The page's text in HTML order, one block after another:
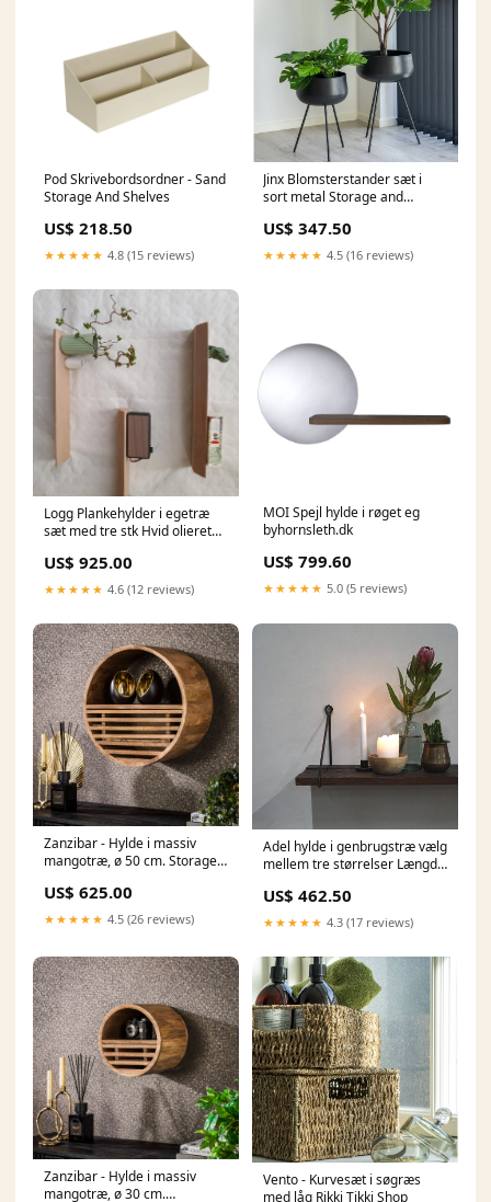
Pod Skrivebordsordner - Sand
Storage And Shelves
US$ 218.50
★★★★★ 4.8 (15 reviews)
Jinx Blomsterstander sæt i
sort metal Storage and
US$ 347.50
★★★★★ 4.5 (16 reviews)
Logg Plankehylder i egetræ
sæt med tre stk Hvid olieret
US$ 925.00
★★★★★ 4.6 (12 reviews)
MOI Spejl hylde i røget eg
byhornsleth.dk
US$ 799.60
★★★★★ 5.0 (5 reviews)
Zanzibar - Hylde i massiv
mangotræ, ø 50 cm. Storage
US$ 625.00
★★★★★ 4.5 (26 reviews)
Adel hylde i genbrugstræ vælg
mellem tre størrelser Længde
US$ 462.50
★★★★★ 4.3 (17 reviews)
Zanzibar - Hylde i massiv
mangotræ, ø 30 cm.
Vento - Kurvesæt i søgræs
med låg Rikki Tikki Shop